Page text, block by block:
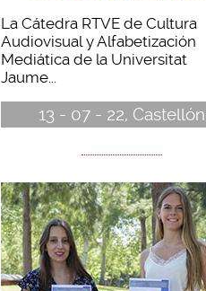
La Cátedra RTVE de Cultura
Audiovisual y Alfabetización
Mediática de la Universitat
Jaume...
13 - 07 - 22, Castellón